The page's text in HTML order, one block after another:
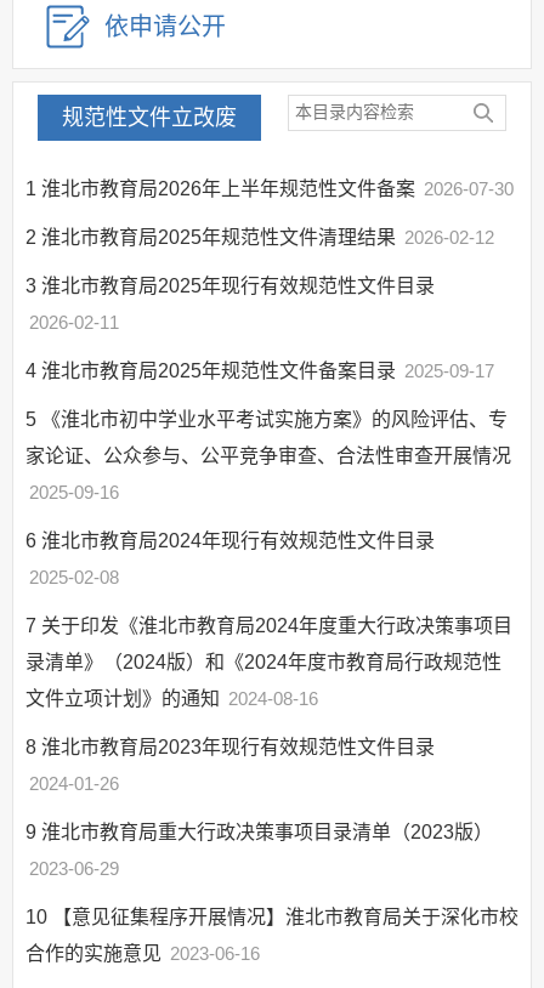
应急管理
回应关切
监督保障
其他法定信息
依申请公开
规范性文件立改废
1 淮北市教育局2026年上半年规范性文件备案 2026-07-30
2 淮北市教育局2025年规范性文件清理结果 2026-02-12
3 淮北市教育局2025年现行有效规范性文件目录
2026-02-11
4 淮北市教育局2025年规范性文件备案目录 2025-09-17
5
《淮北市初中学业水平考试实施方案》的风险评估、专
家论证、公众参与、公平竞争审查、合法性审查开展情况
2025-09-16
6 淮北市教育局2024年现行有效规范性文件目录
2025-02-08
7 关于印发《淮北市教育局2024年度重大行政决策事项目
录清单》（2024版）和《2024年度市教育局行政规范性
文件立项计划》的通知 2024-08-16
8 淮北市教育局2023年现行有效规范性文件目录
2024-01-26
9 淮北市教育局重大行政决策事项目录清单（2023版）
2023-06-29
10
【意见征集程序开展情况】淮北市教育局关于深化市校
合作的实施意见 2023-06-16